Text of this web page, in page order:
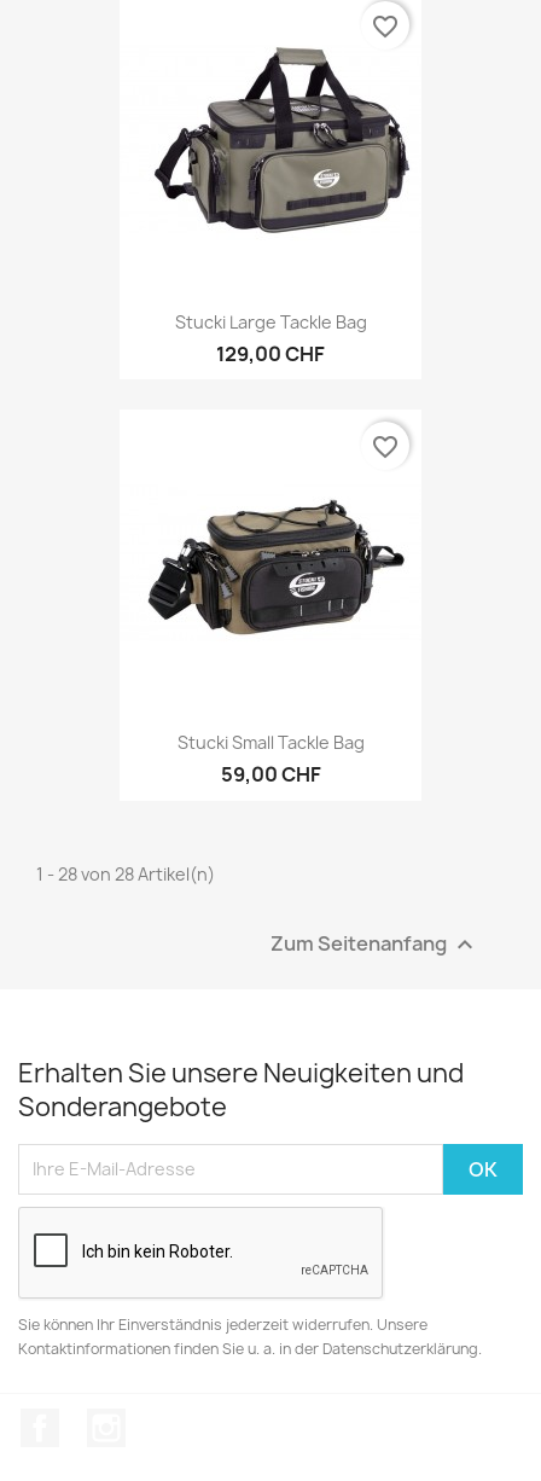
Stucki Large Tackle Bag
129,00 CHF
favorite_border
Stucki Small Tackle Bag
59,00 CHF
favorite_border
1 - 28 von 28 Artikel(n)
Zum Seitenanfang 
Erhalten Sie unsere Neuigkeiten und
Sonderangebote
Sie können Ihr Einverständnis jederzeit widerrufen. Unsere
Kontaktinformationen finden Sie u. a. in der Datenschutzerklärung.